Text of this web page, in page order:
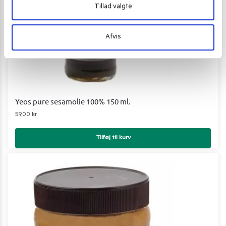
Tillad valgte
Afvis
Yeos pure sesamolie 100% 150 ml.
59,00 kr.
Tilføj til kurv